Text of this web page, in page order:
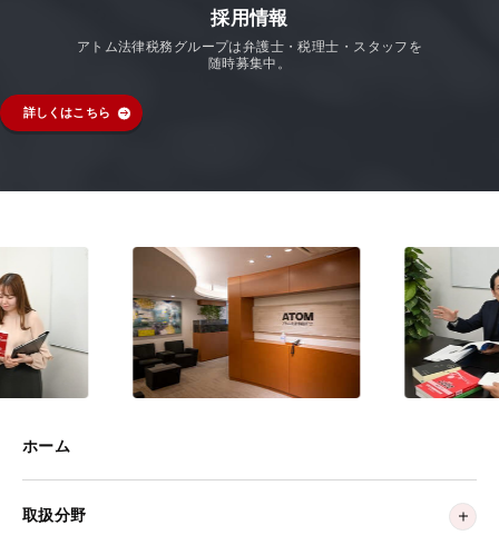
採用情報
アトム法律税務グループは弁護士・税理士・スタッフを
随時募集中。
詳しくはこちら
ホーム
取扱分野